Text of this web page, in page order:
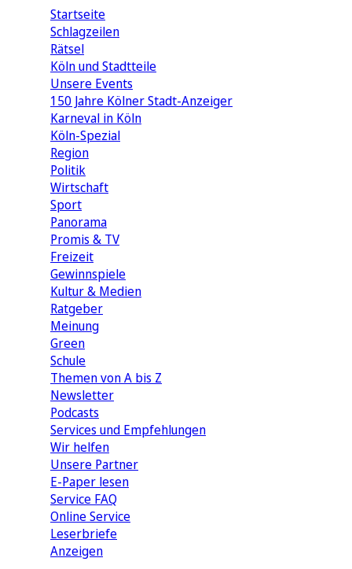
Startseite
Schlagzeilen
Rätsel
Köln und Stadtteile
Unsere Events
150 Jahre Kölner Stadt-Anzeiger
Karneval in Köln
Köln-Spezial
Region
Politik
Wirtschaft
Sport
Panorama
Promis & TV
Freizeit
Gewinnspiele
Kultur & Medien
Ratgeber
Meinung
Green
Schule
Themen von A bis Z
Newsletter
Podcasts
Services und Empfehlungen
Wir helfen
Unsere Partner
E-Paper lesen
Service FAQ
Online Service
Leserbriefe
Anzeigen